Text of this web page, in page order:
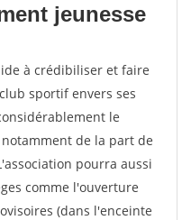
jeunesse
à crédibiliser et faire
sportif envers ses
le
de la part de
pourra aussi
comme l'ouverture
(dans l'enceinte